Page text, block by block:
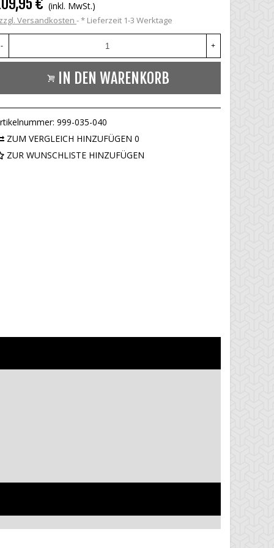
€ (inkl. MwSt.)
Versandkosten * Lieferzeit 1-3 Werktage
- +
IN DEN WARENKORB
999-035-040
ZUM VERGLEICH HINZUFÜGEN 0
ZUR WUNSCHLISTE HINZUFÜGEN